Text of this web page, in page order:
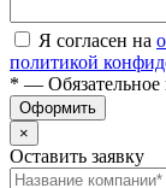
Я согласен на
политикой
* — Обязательное
Оформить
×
Оставить заявку